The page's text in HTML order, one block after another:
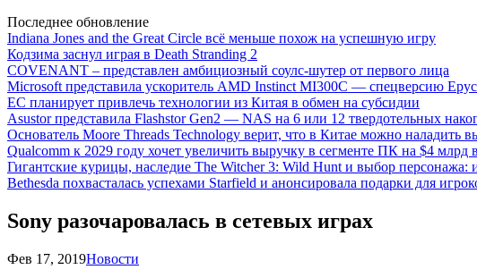
Последнее обновление
Indiana Jones and the Great Circle всё меньше похож на успешную игру
Кодзима заснул играя в Death Stranding 2
COVENANT – представлен амбициозный соулс-шутер от первого лица
Microsoft представила ускоритель AMD Instinct MI300C — спецверсию
ЕС планирует привлечь технологии из Китая в обмен на субсидии
Asustor представила Flashstor Gen2 — NAS на 6 или 12 твердотельных
Основатель Moore Threads Technology верит, что в Китае можно наладить
Qualcomm к 2029 году хочет увеличить выручку в сегменте ПК на $4 млрд
Гигантские курицы, наследие The Witcher 3: Wild Hunt и выбор персонажа:
Bethesda похвасталась успехами Starfield и анонсировала подарки для
Sony разочаровалась в сетевых играх
Фев 17, 2019Новости